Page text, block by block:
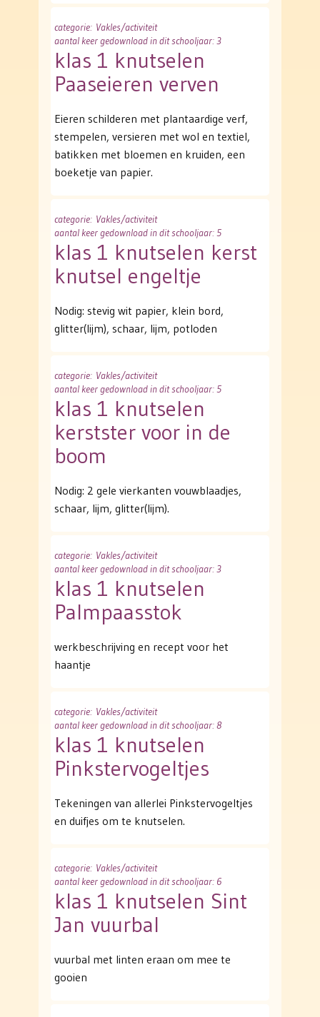
categorie: Vakles/activiteit
aantal keer gedownload in dit schooljaar: 3
klas 1 knutselen
Paaseieren verven
Eieren schilderen met plantaardige verf,
stempelen, versieren met wol en textiel,
batikken met bloemen en kruiden, een
boeketje van papier.
categorie: Vakles/activiteit
aantal keer gedownload in dit schooljaar: 5
klas 1 knutselen kerst
knutsel engeltje
Nodig: stevig wit papier, klein bord,
glitter(lijm), schaar, lijm, potloden
categorie: Vakles/activiteit
aantal keer gedownload in dit schooljaar: 5
klas 1 knutselen
kerstster voor in de
boom
Nodig: 2 gele vierkanten vouwblaadjes,
schaar, lijm, glitter(lijm).
categorie: Vakles/activiteit
aantal keer gedownload in dit schooljaar: 3
klas 1 knutselen
Palmpaasstok
werkbeschrijving en recept voor het
haantje
categorie: Vakles/activiteit
aantal keer gedownload in dit schooljaar: 8
klas 1 knutselen
Pinkstervogeltjes
Tekeningen van allerlei Pinkstervogeltjes
en duifjes om te knutselen.
categorie: Vakles/activiteit
aantal keer gedownload in dit schooljaar: 6
klas 1 knutselen Sint
Jan vuurbal
vuurbal met linten eraan om mee te
gooien